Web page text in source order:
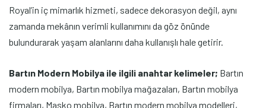
Royal’in iç mimarlık hizmeti, sadece dekorasyon değil, aynı
zamanda mekânın verimli kullanımını da göz önünde
bulundurarak yaşam alanlarını daha kullanışlı hale getirir.
Bartın Modern Mobilya ile ilgili anahtar kelimeler; Bartın
modern mobilya, Bartın mobilya mağazaları, Bartın mobilya
firmaları, Masko mobilya, Bartın modern mobilya modelleri,